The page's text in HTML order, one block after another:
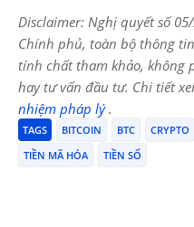
Disclaimer: Nghị quyết số
Chính phủ, toàn bộ thông
tính chất tham khảo, không
hay tư vấn đầu tư. Chi tiết
nhiệm pháp lý.
TAGS BITCOIN BTC CRYPTO
TIỀN MÃ HÓA
TIỀN SỐ